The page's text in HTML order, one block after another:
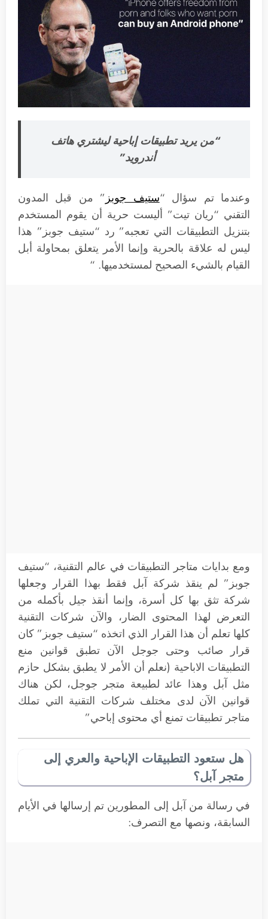
“من يريد تطبيقات إباحية ليشتري هاتف
أندرويد”
وعندما تم سؤال “ستيف جوبز ” من قبل المدون
التقني “ريان تيت” أليست حرية أن يقوم المستخدم
بتنزيل التطبيقات التي تعجبه” رد “ستيف جوبز” هذا
ليس له علاقة بالحرية وإنما الأمر يتعلق بمحاولة أبل
القيام بالشيء الصحيح لمستخدميها. “
ومع بدايات متاجر التطبيقات في عالم التقنية، “ستيف
جوبز” لم ينقذ شركة آبل فقط بهذا القرار وجعلها
شركة تثق بها كل أسرة، وإنما أنقذ جيل بأكمله من
التعرض لهذا المحتوى الضار، والآن شركات التقنية
كلها تعلم أن هذا القرار الذي اتخذه “ستيف جوبز” كان
قرار صائب وحتى جوجل الآن تطبق قوانين منع
التطبيقات الاباحية (نعلم أن الأمر لا يطبق بشكل حازم
مثل آبل وهذا عائد لطبيعة متجر جوجل، لكن هناك
قوانين الآن لدى مختلف شركات التقنية التي تملك
متاجر تطبيقات تمنع أي محتوى إباحي”
هل ستعود التطبيقات الإباحية والعري إلى
متجر آبل؟
في رسالة من آبل إلى المطورين تم إرسالها في الأيام
السابقة، ونصها مع التصرف: